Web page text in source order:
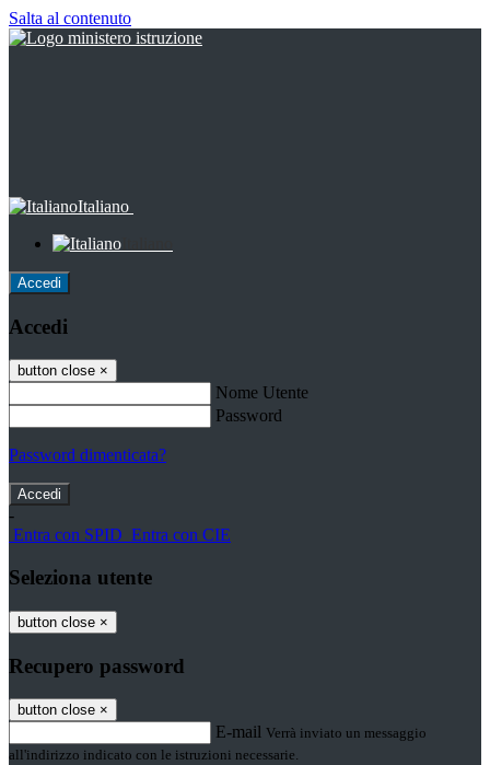
Salta al contenuto
Italiano
Accedi
Accedi
button close ×
Nome Utente
Password
Password dimenticata?
-
Entra con SPID Entra con CIE
Seleziona utente
button close ×
Recupero password
button close ×
E-mail Verrà inviato un messaggio
all'indirizzo indicato con le istruzioni necessarie.